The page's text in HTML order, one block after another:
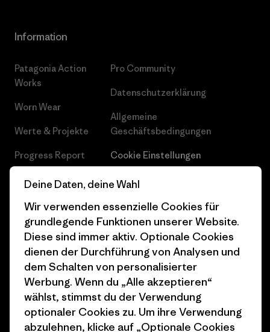
Information
Patagonia Action
Works
Worn Wear
Werte & Projekte
Progress Report
Business Unusual
Klimaziele
1% For The Planet
Wie wir finanzieren
Geschenkgutscheine
Stores in deiner
Nähe
Pro Community
Datenschutzerklärung
Allgemeine
Geschäftsbedingungen
Cookie Einstellungen
Karriere
Pressekontakt
Industry program
Affiliate-Programm
Patagonia Österreich
Seitenverzeichnis
Deine Daten, deine Wahl
Wir verwenden essenzielle Cookies für
grundlegende Funktionen unserer Website.
Diese sind immer aktiv. Optionale Cookies
dienen der Durchführung von Analysen und
dem Schalten von personalisierter
Werbung. Wenn du „Alle akzeptieren“
wählst, stimmst du der Verwendung
optionaler Cookies zu. Um ihre Verwendung
abzulehnen, klicke auf „Optionale Cookies